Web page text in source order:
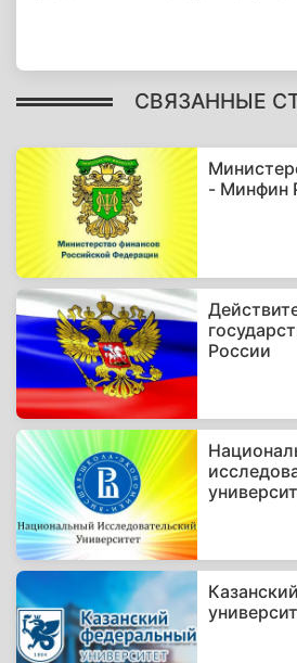
СВЯЗАННЫЕ
- Минфин
России